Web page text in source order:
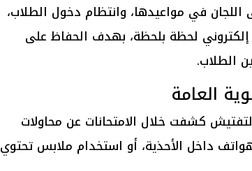
في مواعيدها، وانتظام دخول الطلاب،
لحظة بلحظة، بهدف الحفاظ على
الطلاب.
العامة
كشفت خلال الامتحانات عن محاولات
داخل الأحذية، أو استخدام ملابس تحتوي